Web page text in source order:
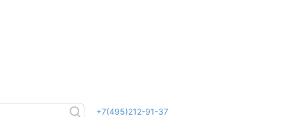
+7(495)212-91-37